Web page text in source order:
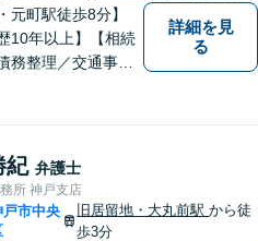
元町駅徒歩8分】
10年以上】【相続
務整理／交通事
ています。お困り
ばお気軽に。【夜
対応】【一部初回
詳細を見
る
紀 弁護士
所 神戸支店
戸市中央
旧居留地・大丸前駅から徒
歩3分